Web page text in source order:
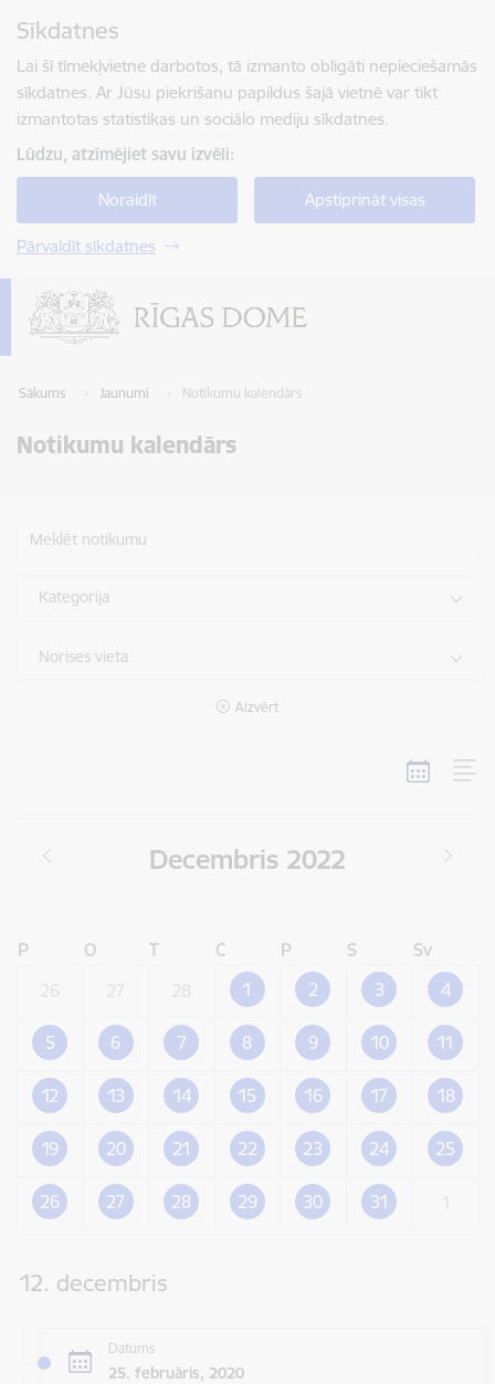
Sīkdatnes
Lai šī tīmekļvietne darbotos, tā izmanto obligāti nepieciešamās
sīkdatnes. Ar Jūsu piekrišanu papildus šajā vietnē var tikt
izmantotas statistikas un sociālo mediju sīkdatnes.
Lūdzu, atzīmējiet savu izvēli:
Noraidīt Apstiprināt visas
Pārvaldīt sīkdatnes
Sākums Jaunumi Notikumu kalendārs
Notikumu kalendārs
Meklēt notikumu
Kategorija
Norises vieta
Aizvērt
Decembris 2022
P O T C P S
Sv
1 2 3 4
5 6 7 8 9 10 11
12 13 14 15 16 17 18
19 20 21 22 23 24 25
26 27 28 29 30 31
12. decembris
Datums
25. februāris, 2020